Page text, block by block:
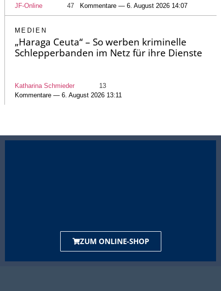
JF-Online 47 Kommentare — 6. August 2026 14:07
MEDIEN
„Haraga Ceuta“ – So werben kriminelle
Schlepperbanden im Netz für ihre Dienste
Katharina Schmieder
13
Kommentare — 6. August 2026 13:11
ZUM ONLINE-SHOP